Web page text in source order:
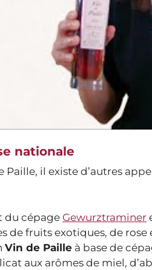
nationale
il existe d’autres
du cépage Gewurztraminer
de fruits exotiques, de rose
Vin de Paille à base de
aux arômes de miel,